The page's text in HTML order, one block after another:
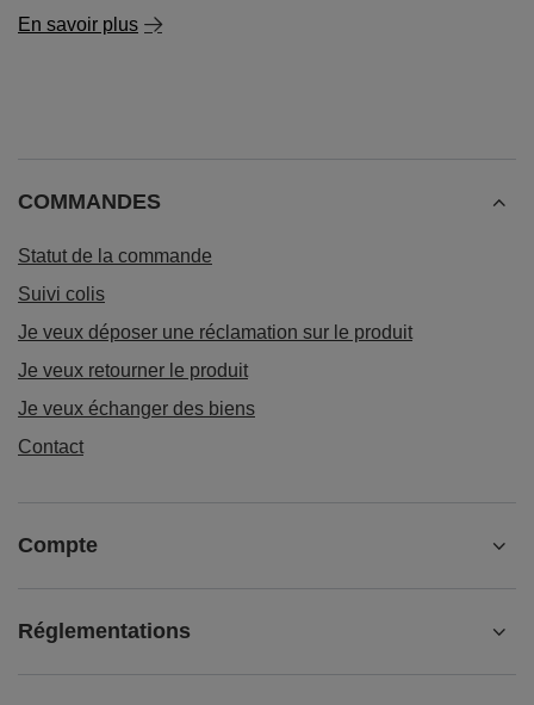
En savoir plus
COMMANDES
Statut de la commande
Suivi colis
Je veux déposer une réclamation sur le produit
Je veux retourner le produit
Je veux échanger des biens
Contact
Compte
Réglementations